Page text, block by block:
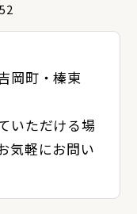
岡町・榛東
いただける場
気軽にお問い